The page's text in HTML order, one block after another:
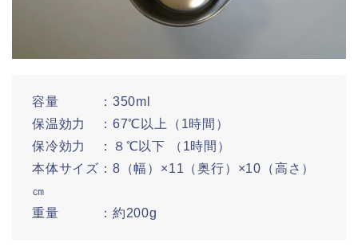
容量 ：350ml
保温効力 ：67℃以上（1時間）
保冷効力 ：８℃以下 （1時間）
本体サイズ：8（幅）×11（奥行）×10（高さ）
㎝
重量 ：約200g